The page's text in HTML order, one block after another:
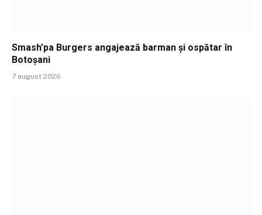
Smash’pa Burgers angajează barman și ospătar în
Botoșani
7 august 2026